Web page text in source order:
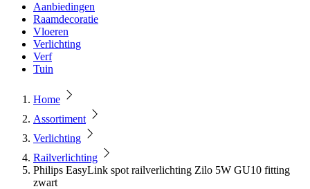
Aanbiedingen
Raamdecoratie
Vloeren
Verlichting
Verf
Tuin
Home
Assortiment
Verlichting
Railverlichting
Philips EasyLink spot railverlichting Zilo 5W GU10 fitting
zwart